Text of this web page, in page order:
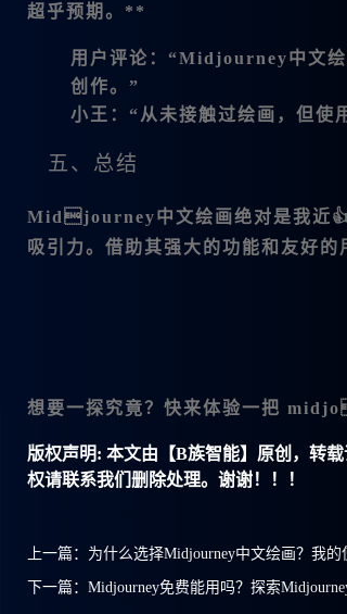
超乎预期。**
用户评论 ：“Midjourney中文绘
创作。”
小王 ：“从未接触过绘画，但使
五、总结
Midjourney中文绘画绝对是我近👍
吸引力。借助其强大的功能和友好
想要一探究竟？快来体验一把
版权声明: 本文由【B族智能】原创，转
权请联系我们删除处理。谢谢！！！
上一篇： 为什么选择Midjourney中文绘画？我的
下一篇： Midjourney免费能用吗？探索